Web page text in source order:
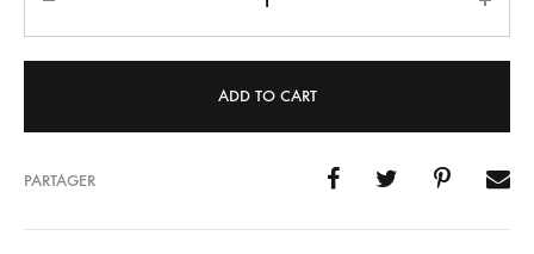
ADD TO CART
PARTAGER